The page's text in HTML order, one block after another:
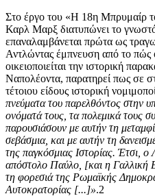
Στο έργο του «Η 18η Μπρυμαίρ
Καρλ Μαρξ διατυπώνει το γνωστό
επαναλαμβάνεται πρώτα ως
Αντλώντας έμπνευση από το
οικειοποιείται την ιστορική
Ναπολέοντα, παρατηρεί πως σε
τέτοιου είδους ιστορική
πνεύματα του παρελθόντος στην
ονόματά τους, τα πολεμικά τους
παρουσιάσουν με αυτήν τη
σεβάσμια, και με αυτήν τη
της παγκόσμιας Ιστορίας. Έτσι,
απόστολο Παύλο, [και η Γαλλική
τη φορεσιά της Ρωμαϊκής
Αυτοκρατορίας [...]».2